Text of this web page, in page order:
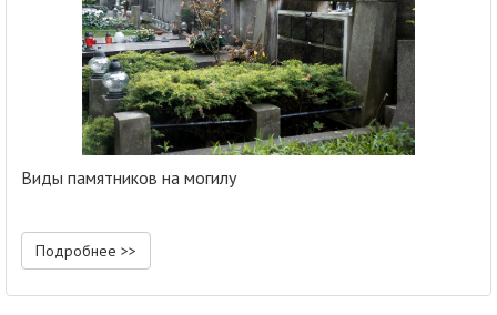
Виды памятников на могилу
Подробнее >>